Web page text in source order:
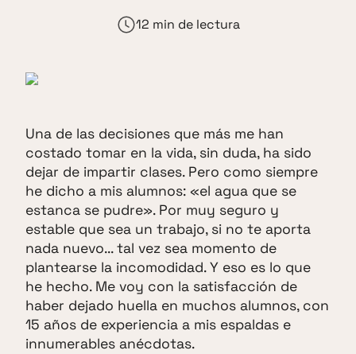
Una de las decisiones que más me han
costado tomar en la vida, sin duda, ha sido
dejar de impartir clases. Pero como siempre
he dicho a mis alumnos: «el agua que se
estanca se pudre». Por muy seguro y
estable que sea un trabajo, si no te aporta
nada nuevo... tal vez sea momento de
plantearse la incomodidad. Y eso es lo que
he hecho. Me voy con la satisfacción de
haber dejado huella en muchos alumnos, con
15 años de experiencia a mis espaldas e
innumerables anécdotas.
12 min de lectura